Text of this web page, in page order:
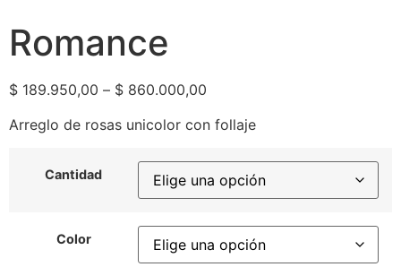
Romance
$ 189.950,00 – $ 860.000,00
Arreglo de rosas unicolor con follaje
Cantidad
Color